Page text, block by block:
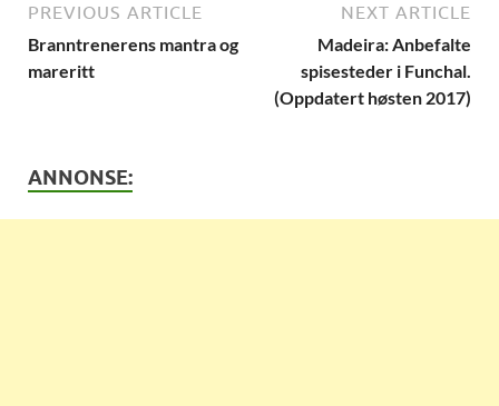
PREVIOUS ARTICLE
Branntrenerens mantra og
mareritt
NEXT ARTICLE
Madeira: Anbefalte
spisesteder i Funchal.
(Oppdatert høsten 2017)
ANNONSE: